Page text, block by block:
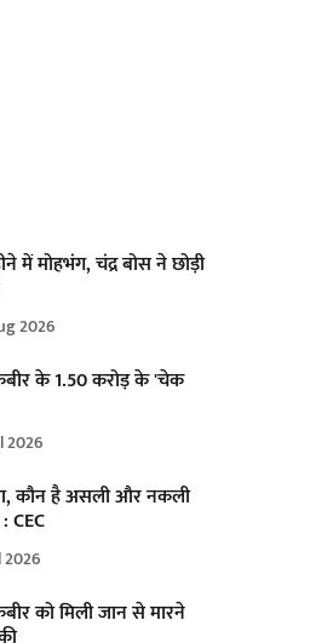
में मोहभंग, चंद्र बोस ने छोड़ी
2026
के 1.50 करोड़ के 'चेक
2026
कौन है असली और नकली
CEC
2026
को मिली जान से मारने